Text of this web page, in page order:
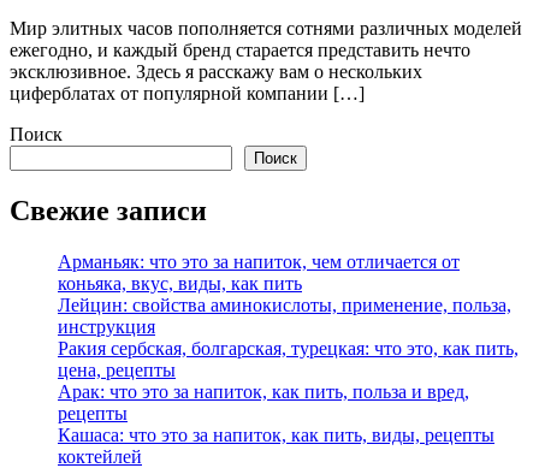
Мир элитных часов пополняется сотнями различных моделей
ежегодно, и каждый бренд старается представить нечто
эксклюзивное. Здесь я расскажу вам о нескольких
циферблатах от популярной компании […]
Поиск
Поиск
Свежие записи
Арманьяк: что это за напиток, чем отличается от
коньяка, вкус, виды, как пить
Лейцин: свойства аминокислоты, применение, польза,
инструкция
Ракия сербская, болгарская, турецкая: что это, как пить,
цена, рецепты
Арак: что это за напиток, как пить, польза и вред,
рецепты
Кашаса: что это за напиток, как пить, виды, рецепты
коктейлей